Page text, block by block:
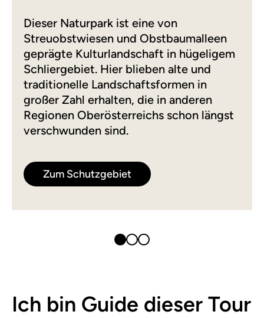
Dieser Naturpark ist eine von
Streuobstwiesen und Obstbaumalleen
geprägte Kulturlandschaft in hügeligem
Schliergebiet. Hier blieben alte und
traditionelle Landschaftsformen in
großer Zahl erhalten, die in anderen
Regionen Oberösterreichs schon längst
verschwunden sind.
Zum Schutzgebiet
Ich bin Guide dieser Tour